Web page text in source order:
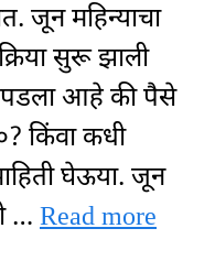
जून महिन्याचा
सुरू झाली
पडला आहे की पैसे
किंवा कधी
घेऊया. जून
… Read more